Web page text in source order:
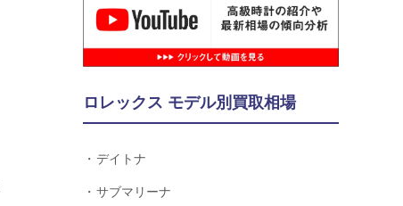
ロレックス モデル別買取相場
デイトナ
サブマリーナ